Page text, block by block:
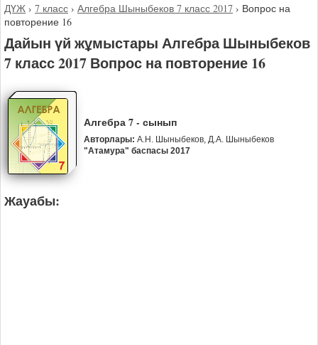
ДҮЖ › 7 класс › Алгебра Шыныбеков 7 класс 2017 › Вопрос на
повторение 16
Дайын үй жұмыстары Алгебра Шыныбеков
7 класс 2017 Вопрос на повторение 16
Алгебра 7 - сынып
Авторлары: А.Н. Шыныбеков, Д.А. Шыныбеков
"Атамура" баспасы 2017
Жауабы: